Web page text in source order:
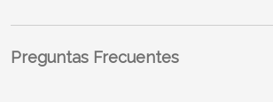
Preguntas Frecuentes